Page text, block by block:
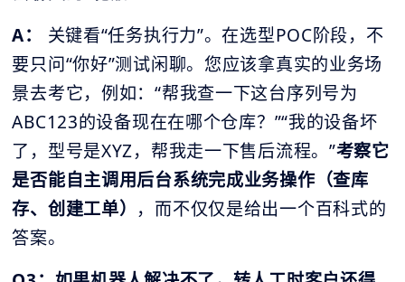
A：
关键看“任务执行力”。在选型POC阶段，不
要只问“你好”测试闲聊。您应该拿真实的业务场
景去考它，例如：“帮我查一下这台序列号为
ABC123的设备现在在哪个仓库？”“我的设备坏
了，型号是XYZ，帮我走一下售后流程。”考察它
是否能自主调用后台系统完成业务操作（查库
存、创建工单） ，而不仅仅是给出一个百科式的
答案。